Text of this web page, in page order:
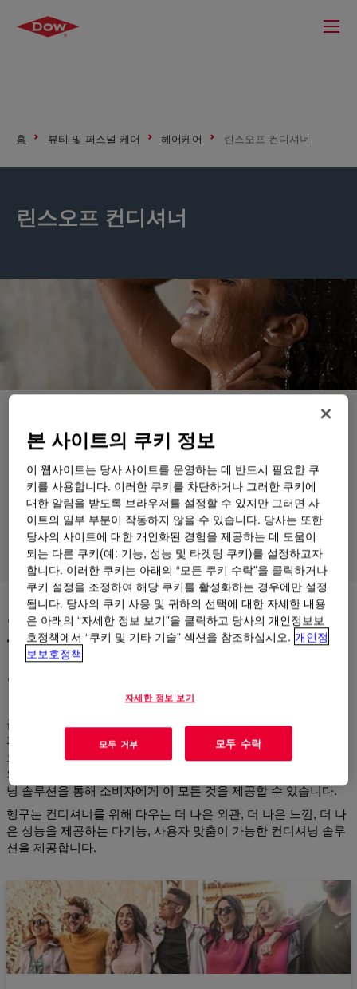
홈 뷰티 및 퍼스널 케어 헤어케어 린스오프 컨디셔너
린스오프 컨디셔너
제품
지원
제형
제품 그룹
윤기를 강화하여 모발을 튼튼
하고, 보호하며, 관리하기 쉬운
모발
곱슬거림과 날리는 현상이 줄어듭니다. 신체 및 제어 능력 향상.
파손 및 건조 감소. 향상된 존재감과 광택. 뿌리부터 끝까지 외적
으로나 촉감이 건강한 느낌의 머리카락. 이것이 목표입니다. 관리
의 용이함과 광택을 향상시키면서 강화, 보호 및 재생하는 컨디셔
닝 솔루션을 통해 소비자에게 이 모든 것을 제공할 수 있습니다.
헹구는 컨디셔너를 위해 다우는 더 나은 외관, 더 나은 느낌, 더 나
은 성능을 제공하는 다기능, 사용자 맞춤이 가능한 컨디셔닝 솔루
션을 제공합니다.
본 사이트의 쿠키 정보
이 웹사이트는 당사 사이트를 운영하는 데 반드시 필요한 쿠
키를 사용합니다. 이러한 쿠키를 차단하거나 그러한 쿠키에
대한 알림을 받도록 브라우저를 설정할 수 있지만 그러면 사
이트의 일부 부분이 작동하지 않을 수 있습니다. 당사는 또한
당사의 사이트에 대한 개인화된 경험을 제공하는 데 도움이
되는 다른 쿠키(예: 기능, 성능 및 타겟팅 쿠키)를 설정하고자
합니다. 이러한 쿠키는 아래의 “모든 쿠키 수락”을 클릭하거나
쿠키 설정을 조정하여 해당 쿠키를 활성화하는 경우에만 설정
됩니다. 당사의 쿠키 사용 및 귀하의 선택에 대한 자세한 내용
은 아래의 “자세한 정보 보기”을 클릭하고 당사의 개인정보보
호정책에서 “쿠키 및 기타 기술” 섹션을 참조하십시오. 개인정
보보호정책
자세한 정보 보기
모두 거부 모두 수락